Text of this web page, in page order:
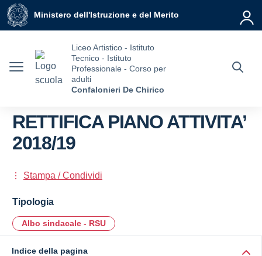
Vai ai contenuti
Vai al menu di navigazione
Vai al footer
Ministero dell'Istruzione e del Merito
Liceo Artistico - Istituto
Tecnico - Istituto
Professionale - Corso per
adulti
Confalonieri De Chirico
RETTIFICA PIANO ATTIVITA’
2018/19
Stampa / Condividi
Tipologia
Albo sindacale - RSU
Indice della pagina